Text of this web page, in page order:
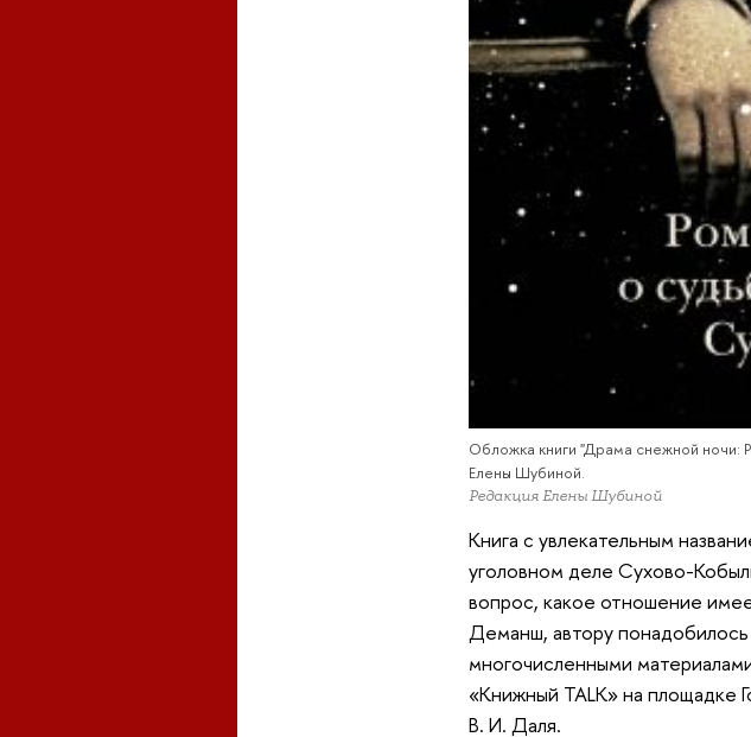
Обложка книги "Драма снежной ночи:
Елены Шубиной.
Редакция Елены Шубиной
Книга с увлекательным
уголовном деле Сухово-
вопрос, какое отношение
Деманш, автору
многочисленными
«Книжный TALK» на площадке
В. И. Даля.